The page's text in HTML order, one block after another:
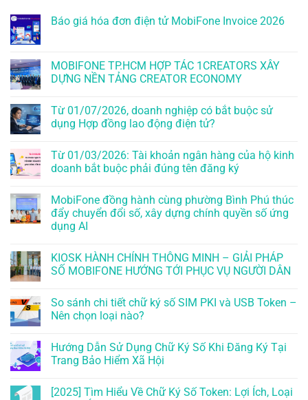
Báo giá hóa đơn điện tử MobiFone Invoice 2026
MOBIFONE TP.HCM HỢP TÁC 1CREATORS XÂY
DỰNG NỀN TẢNG CREATOR ECONOMY
Từ 01/07/2026, doanh nghiệp có bắt buộc sử
dụng Hợp đồng lao động điện tử?
Từ 01/03/2026: Tài khoản ngân hàng của hộ kinh
doanh bắt buộc phải đúng tên đăng ký
MobiFone đồng hành cùng phường Bình Phú thúc
đẩy chuyển đổi số, xây dựng chính quyền số ứng
dụng AI
KIOSK HÀNH CHÍNH THÔNG MINH – GIẢI PHÁP
SỐ MOBIFONE HƯỚNG TỚI PHỤC VỤ NGƯỜI DÂN
So sánh chi tiết chữ ký số SIM PKI và USB Token –
Nên chọn loại nào?
Hướng Dẫn Sử Dụng Chữ Ký Số Khi Đăng Ký Tại
Trang Bảo Hiểm Xã Hội
[2025] Tìm Hiểu Về Chữ Ký Số Token: Lợi Ích, Loại